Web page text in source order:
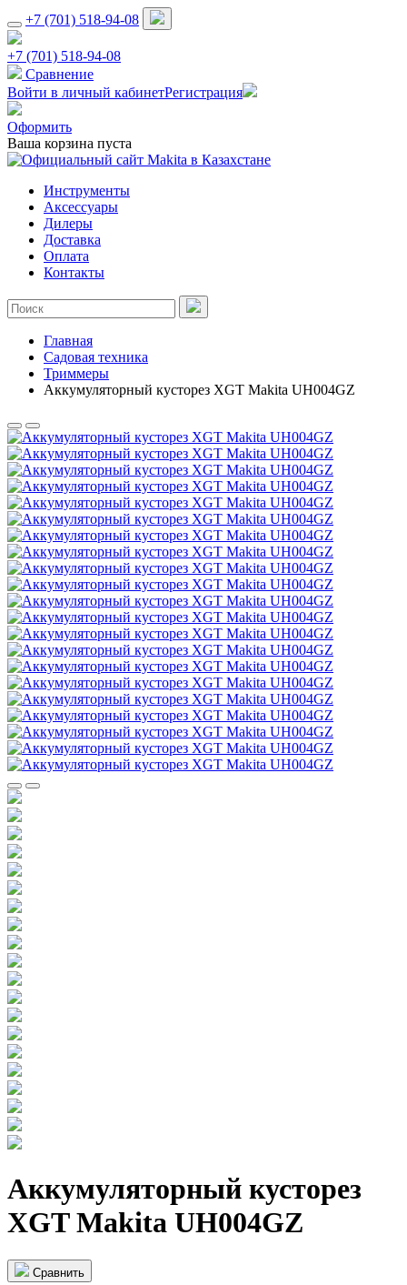
+7 (701) 518-94-08
+7 (701) 518-94-08
Сравнение
Войти в личный кабинетРегистрация
Оформить
Ваша корзина пуста
Инструменты
Аксессуары
Дилеры
Доставка
Оплата
Контакты
Главная
Садовая техника
Триммеры
Аккумуляторный кусторез XGT Makita UH004GZ
Аккумуляторный кусторез
XGT Makita UH004GZ
Cравнить